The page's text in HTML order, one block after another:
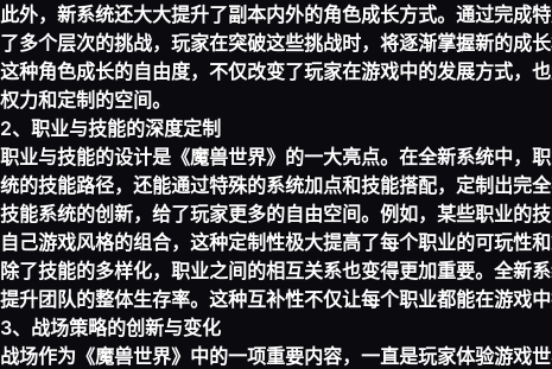
此外，新系统还大大提升了副本内外的角色成长方式。通过完成
了多个层次的挑战，玩家在突破这些挑战时，将逐渐掌握新的成
这种角色成长的自由度，不仅改变了玩家在游戏中的发展方式，
权力和定制的空间。
2、职业与技能的深度定制
职业与技能的设计是《魔兽世界》的一大亮点。在全新系统中，
统的技能路径，还能通过特殊的系统加点和技能搭配，定制出完全
技能系统的创新，给了玩家更多的自由空间。例如，某些职业的
自己游戏风格的组合，这种定制性极大提高了每个职业的可玩性和
除了技能的多样化，职业之间的相互关系也变得更加重要。全新
提升团队的整体生存率。这种互补性不仅让每个职业都能在游戏
3、战场策略的创新与变化
战场作为《魔兽世界》中的一项重要内容，一直是玩家体验游戏